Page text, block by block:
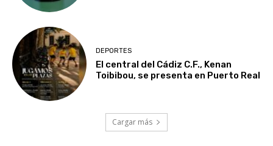
DEPORTES
El central del Cádiz C.F., Kenan
Toibibou, se presenta en Puerto Real
Cargar más